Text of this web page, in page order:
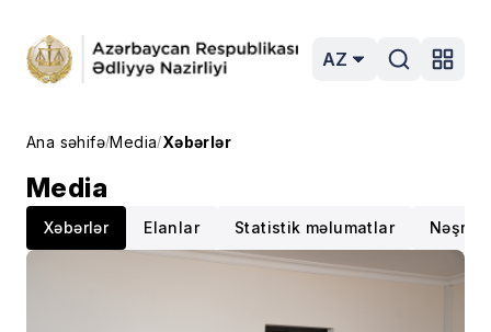
AZ
Ana səhifə/Media/Xəbərlər
Media
Xəbərlər Elanlar Statistik məlumatlar Nəşrlər